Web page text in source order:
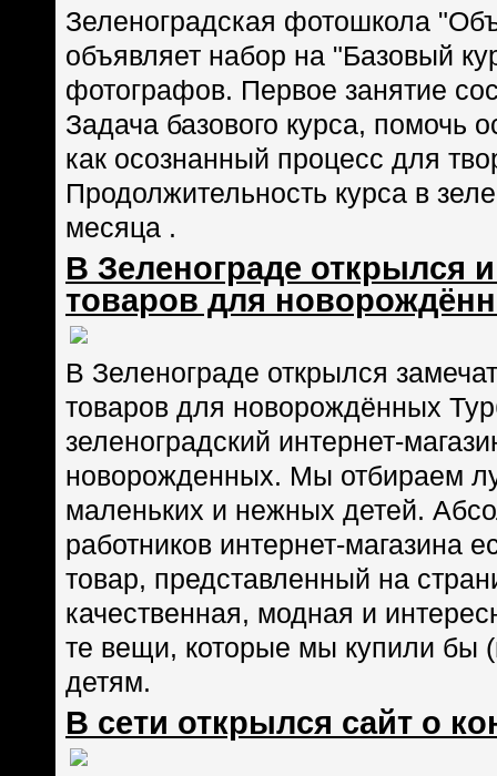
Зеленоградская фотошкола
объявляет набор на "Базовый
фотографов. Первое занятие
Задача базового курса, помочь
как осознанный процесс для
Продолжительность курса в
месяца .
В Зеленограде открылся
товаров для
В Зеленограде открылся
товаров для новорождённых
зеленоградский интернет-
новорожденных. Мы отбираем
маленьких и нежных детей.
работников интернет-магазина
товар, представленный на
качественная, модная и
те вещи, которые мы купили бы
детям.
В сети открылся сайт о